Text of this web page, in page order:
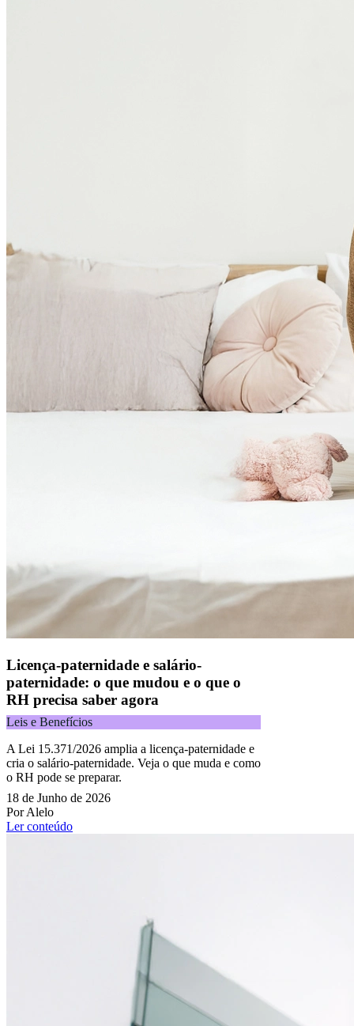
Licença-paternidade e salário-
paternidade: o que mudou e o que o
RH precisa saber agora
Leis e Benefícios
A Lei 15.371/2026 amplia a licença-paternidade e
cria o salário-paternidade. Veja o que muda e como
o RH pode se preparar.
18 de Junho de 2026
Por Alelo
Ler conteúdo